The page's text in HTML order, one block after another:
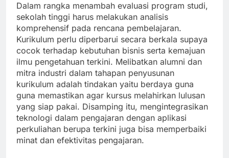
Dalam rangka menambah evaluasi program studi,
sekolah tinggi harus melakukan analisis
komprehensif pada rencana pembelajaran.
Kurikulum perlu diperbarui secara berkala supaya
cocok terhadap kebutuhan bisnis serta kemajuan
ilmu pengetahuan terkini. Melibatkan alumni dan
mitra industri dalam tahapan penyusunan
kurikulum adalah tindakan yaitu berdaya guna
guna memastikan agar kursus melahirkan lulusan
yang siap pakai. Disamping itu, mengintegrasikan
teknologi dalam pengajaran dengan aplikasi
perkuliahan berupa terkini juga bisa memperbaiki
minat dan efektivitas pengajaran.